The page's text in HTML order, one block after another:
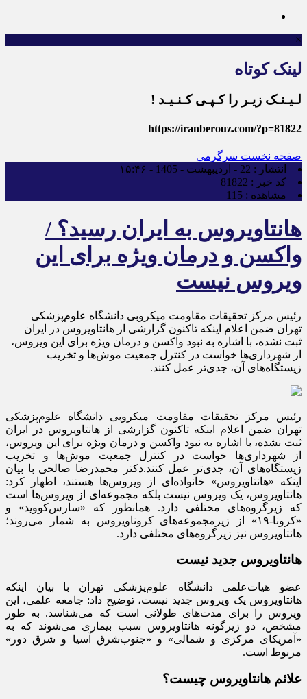
×
لینک کوتاه
لـیـنـک زیـر را کـپـی کـنـیـد !
https://iranberouz.com/?p=81822
صفحه نخست سرگرمی
انتشار : 22 - اردیبهشت - 1405 - ۱۵:۴۶
کد خبر : 81822
مشاهده : 115
هانتاویروس به ایران رسید؟ /
واکسن و درمان ویژه برای این
ویروس نیست
رئیس مرکز تحقیقات مقاومت میکروبی دانشگاه علوم‌پزشکی
تهران ضمن اعلام اینکه تاکنون گزارشی از هانتاویروس در ایران
ثبت نشده، با اشاره به نبود واکسن و درمان ویژه برای این ویروس،
از شهرداری‌ها خواست در کنترل جمعیت موش‌ها و تخریب
زیستگاه‌های آن، جدی‌تر عمل کنند.
رئیس مرکز تحقیقات مقاومت میکروبی دانشگاه علوم‌پزشکی
تهران ضمن اعلام اینکه تاکنون گزارشی از هانتاویروس در ایران
ثبت نشده، با اشاره به نبود واکسن و درمان ویژه برای این ویروس،
از شهرداری‌ها خواست در کنترل جمعیت موش‌ها و تخریب
زیستگاه‌های آن، جدی‌تر عمل کنند.دکتر محمدرضا صالحی با بیان
اینکه «هانتاویروس» خانواده‌ای از ویروس‌ها هستند، اظهار کرد:
هانتاویروس، یک ویروس نیست بلکه مجموعه‌ای از ویروس‌ها است
که زیرگروه‌های مختلفی دارد. همانطور که «سارس‌کووید» و
«کرونا-۱۹» از زیرمجموعه‌های کروناویروس به شمار می‌روند؛
هانتاویروس نیز زیرگروه‌های مختلفی دارد.
هانتاویروس جدید نیست
عضو هیات‌علمی دانشگاه علوم‌پزشکی تهران با بیان اینکه
هانتاویروس یک ویروس جدید نیست، توضیح داد: جامعه علمی، این
ویروس را برای مدت‌های طولانی است که می‌شناسد. به طور
مشخص، دو زیرگونه هانتاویروس سبب بیماری می‌شوند که به
«آمریکای مرکزی و شمالی» و «جنوب‌شرق آسیا و شرق دور»
مربوط است.
علائم هانتاویروس چیست؟